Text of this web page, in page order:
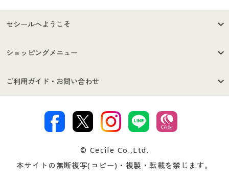
セシールへようこそ
はじめての方へ
セシールご利用規約
著作権・商標について 会社案内
ショッピングメニュー
商品カテゴリ
プレゼント＆キャンペーン サイトマップ
ご利用ガイド・お問い合わせ
交換・返品は お支払は
ついて
忘れの場合
© Cecile Co.,Ltd.
本サイトの無断複写(コピー)・複製・転載を禁じます。